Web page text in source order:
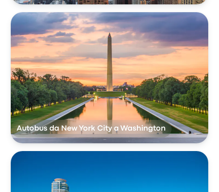
Autobus da New York City a Washington